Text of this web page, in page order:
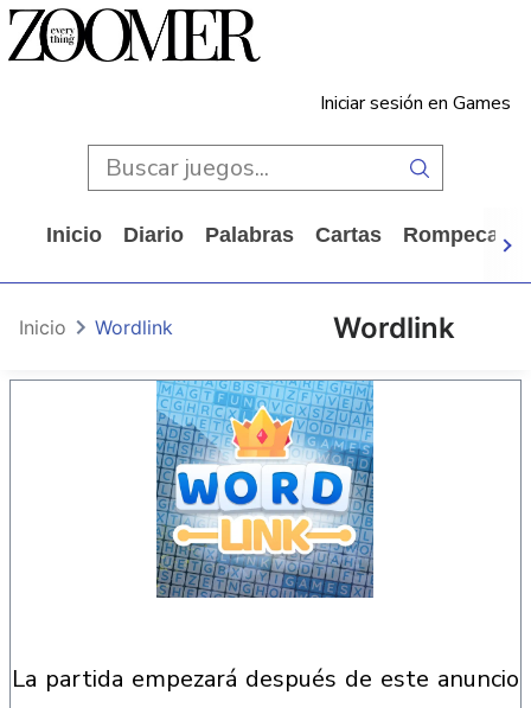
Iniciar sesión en Games
Inicio Diario Palabras Cartas
Wordlink
Inicio Wordlink
la partida empezará después de este anuncio